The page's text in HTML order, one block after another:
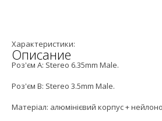
Описание
Характеристики:
Роз'єм A: Stereo 6.35mm Male.
Роз'єм B: Stereo 3.5mm Male.
Матеріал: алюмінієвий корпус +